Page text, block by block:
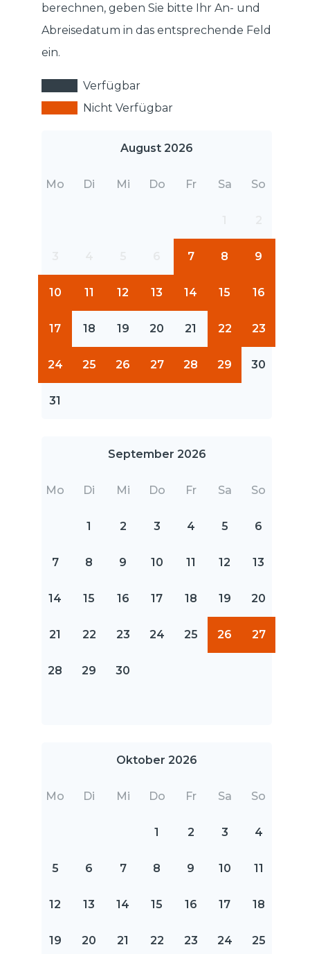
berechnen, geben Sie bitte Ihr An- und
Abreisedatum in das entsprechende Feld
ein.
Verfügbar
Nicht Verfügbar
August 2026
Mo Di Mi Do Fr Sa So
7 8 9
10 11 12 13 14 15 16
17 18 19 20 21 22 23
24 25 26 27 28 29 30
31
September 2026
Mo Di Mi Do Fr Sa So
1 2 3 4 5 6
7 8 9 10 11 12 13
14 15 16 17 18 19 20
21 22 23 24 25 26 27
28 29 30
Oktober 2026
Mo Di Mi Do Fr Sa So
1 2 3 4
5 6 7 8 9 10 11
12 13 14 15 16 17 18
19 20 21 22 23 24 25